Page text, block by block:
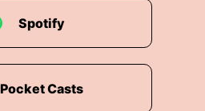
Spotify
Pocket Casts